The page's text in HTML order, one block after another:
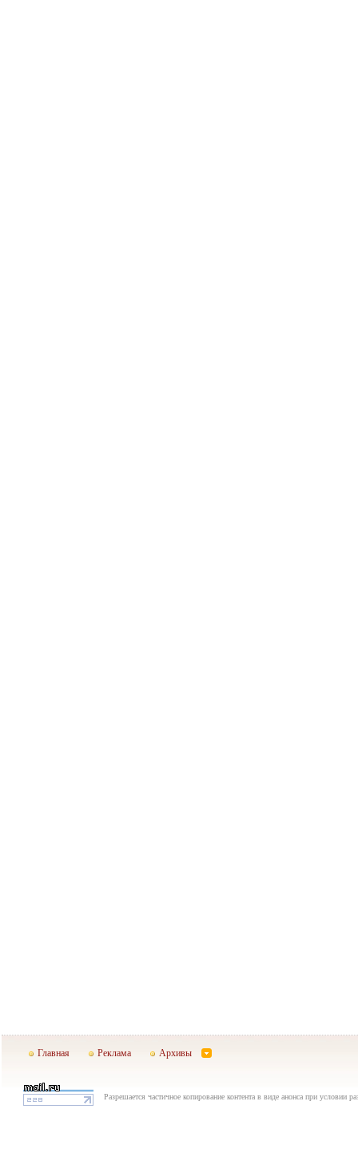
Главная Реклама Архивы
Разрешается частичное копирование контента в виде анонса при условии